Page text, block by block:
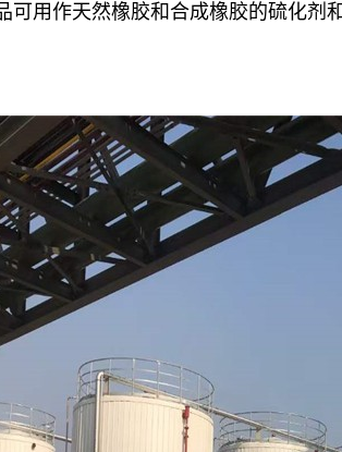
可用作天然橡胶和合成橡胶的硫化剂